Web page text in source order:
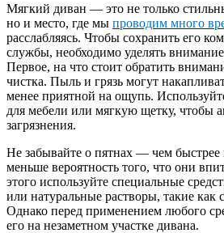
Мягкий диван — это не только
но и место, где мы проводим много
расслабляясь. Чтобы сохранить его
службы, необходимо уделять
Первое, на что стоит обратить
чистка. Пыль и грязь могут
менее приятной на ощупь.
для мебели или мягкую щетку, чтобы
загрязнения.
Не забывайте о пятнах — чем быстрее
меньше вероятность того, что они
этого используйте специальные
или натуральные растворы, такие как
Однако перед применением любого
его на незаметном участке дивана.